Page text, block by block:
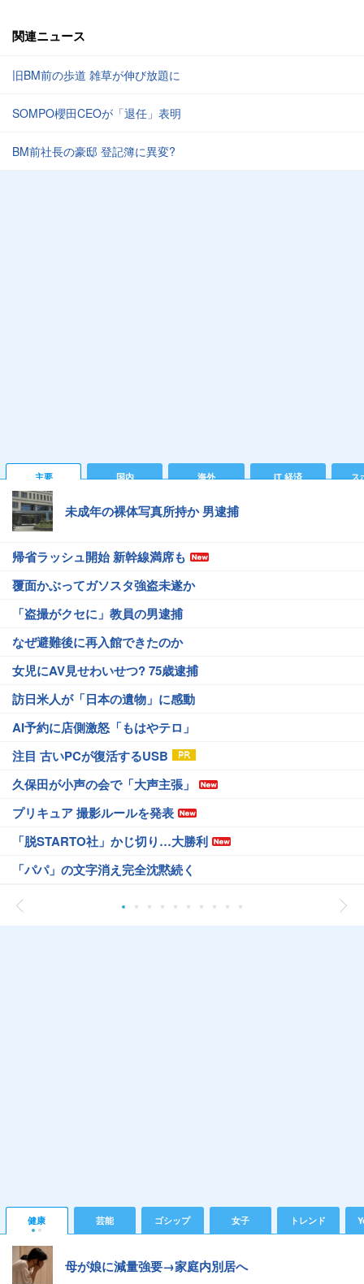
関連ニュース
旧BM前の歩道 雑草が伸び放題に
SOMPO櫻田CEOが「退任」表明
BM前社長の豪邸 登記簿に異変?
主要 国内 海外 IT 経済 ス
未成年の裸体写真所持か 男逮捕
帰省ラッシュ開始 新幹線満席も
覆面かぶってガソスタ強盗未遂か
「盗撮がクセに」教員の男逮捕
なぜ避難後に再入館できたのか
女児にAV見せわいせつ? 75歳逮捕
訪日米人が「日本の遺物」に感動
AI予約に店側激怒「もはやテロ」
注目 古いPCが復活するUSB
久保田が小声の会で「大声主張」
プリキュア 撮影ルールを発表
「脱STARTO社」かじ切り…大勝利
「パパ」の文字消え完全沈黙続く
健康 芸能 ゴシップ 女子 トレンド
母が娘に減量強要→家庭内別居へ